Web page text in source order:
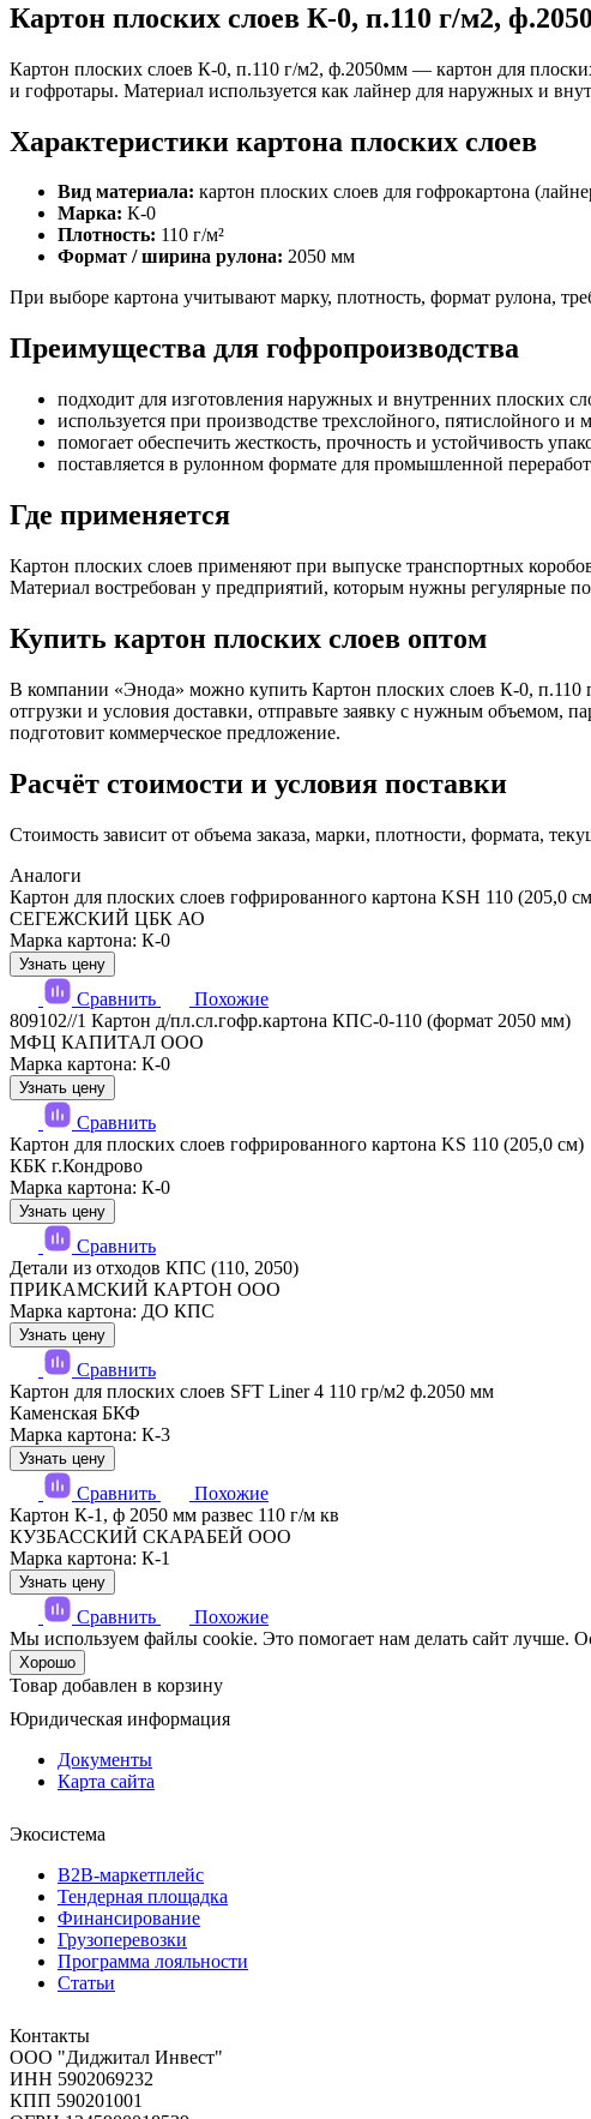
Картон плоских слоев К-0, п.110 г/м2,
Картон плоских слоев К-0, п.110 г/м2, ф.2050мм — картон для
и гофротары. Материал используется как лайнер для наружных и
Характеристики картона плоских слоев
Вид материала: картон плоских слоев для гофрокартона
Марка: К-0
Плотность: 110 г/м²
Формат / ширина рулона: 2050 мм
При выборе картона учитывают марку, плотность, формат рулона,
Преимущества для гофропроизводства
подходит для изготовления наружных и внутренних плоских
используется при производстве трехслойного, пятислойного и
помогает обеспечить жесткость, прочность и устойчивость
поставляется в рулонном формате для промышленной
Где применяется
Картон плоских слоев применяют при выпуске транспортных
Материал востребован у предприятий, которым нужны регулярные
Купить картон плоских слоев оптом
В компании «Энода» можно купить Картон плоских слоев К-0, п.110
отгрузки и условия доставки, отправьте заявку с нужным
подготовит коммерческое предложение.
Расчёт стоимости и условия поставки
Стоимость зависит от объема заказа, марки, плотности, формата,
Аналоги
Картон для плоских слоев гофрированного картона KSH 110 (205,0
СЕГЕЖСКИЙ ЦБК АО
Марка картона: К-0
Узнать цену
Сравнить
Похожие
809102//1 Картон д/пл.сл.гофр.картона КПС-0-110 (формат 2050 мм)
МФЦ КАПИТАЛ ООО
Марка картона: К-0
Узнать цену
Сравнить
Картон для плоских слоев гофрированного картона KS 110 (205,0 см)
КБК г.Кондрово
Марка картона: К-0
Узнать цену
Сравнить
Детали из отходов КПС (110, 2050)
ПРИКАМСКИЙ КАРТОН ООО
Марка картона: ДО КПС
Узнать цену
Сравнить
Картон для плоских слоев SFT Liner 4 110 гр/м2 ф.2050 мм
Каменская БКФ
Марка картона: К-3
Узнать цену
Сравнить
Похожие
Картон К-1, ф 2050 мм развес 110 г/м кв
КУЗБАССКИЙ СКАРАБЕЙ ООО
Марка картона: К-1
Узнать цену
Сравнить
Похожие
Мы используем файлы cookie. Это помогает нам делать сайт лучше.
Хорошо
Товар добавлен в корзину
Юридическая информация
Документы
Карта сайта
Экосистема
B2B‑маркетплейс
Тендерная площадка
Финансирование
Грузоперевозки
Программа лояльности
Статьи
Контакты
ООО "Диджитал Инвест"
ИНН 5902069232
КПП 590201001